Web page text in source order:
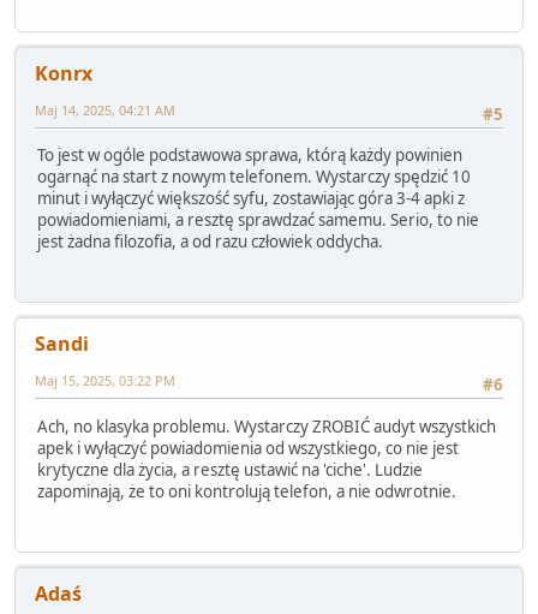
Konrx
#5
Maj 14, 2025, 04:21 AM
To jest w ogóle podstawowa sprawa, którą każdy powinien
ogarnąć na start z nowym telefonem. Wystarczy spędzić 10
minut i wyłączyć większość syfu, zostawiając góra 3-4 apki z
powiadomieniami, a resztę sprawdzać samemu. Serio, to nie
jest żadna filozofia, a od razu człowiek oddycha.
Sandi
#6
Maj 15, 2025, 03:22 PM
Ach, no klasyka problemu. Wystarczy ZROBIĆ audyt wszystkich
apek i wyłączyć powiadomienia od wszystkiego, co nie jest
krytyczne dla życia, a resztę ustawić na 'ciche'. Ludzie
zapominają, że to oni kontrolują telefon, a nie odwrotnie.
Adaś